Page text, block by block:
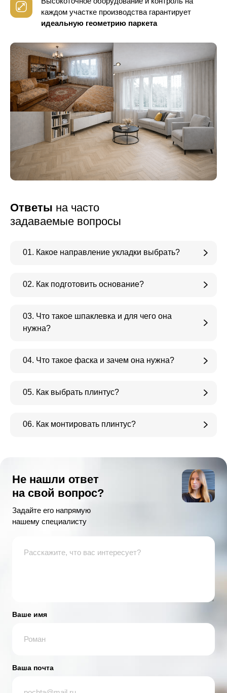
каждом участке производства гарантирует
идеальную геометрию паркета
Ответы на часто
задаваемые вопросы
01. Какое направление укладки выбрать?
02. Как подготовить основание?
03. Что такое шпаклевка и для чего она
нужна?
04. Что такое фаска и зачем она нужна?
05. Как выбрать плинтус?
06. Как монтировать плинтус?
Не нашли ответ
на свой вопрос?
Задайте его напрямую
нашему специалисту
Ваше имя
Ваша почта